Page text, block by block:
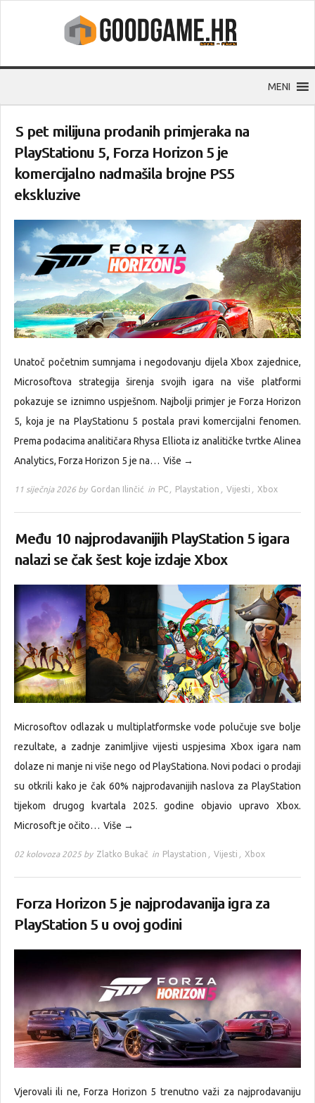
MENI
S pet milijuna prodanih primjeraka na
PlayStationu 5, Forza Horizon 5 je
komercijalno nadmašila brojne PS5
ekskluzive
Unatoč početnim sumnjama i negodovanju dijela Xbox zajednice,
Microsoftova strategija širenja svojih igara na više platformi
pokazuje se iznimno uspješnom. Najbolji primjer je Forza Horizon
5, koja je na PlayStationu 5 postala pravi komercijalni fenomen.
Prema podacima analitičara Rhysa Elliota iz analitičke tvrtke Alinea
Analytics, Forza Horizon 5 je na… Više →
11 siječnja 2026 by Gordan Ilinčić in PC , Playstation , Vijesti , Xbox
Među 10 najprodavanijih PlayStation 5 igara
nalazi se čak šest koje izdaje Xbox
Microsoftov odlazak u multiplatformske vode polučuje sve bolje
rezultate, a zadnje zanimljive vijesti uspjesima Xbox igara nam
dolaze ni manje ni više nego od PlayStationa. Novi podaci o prodaji
su otkrili kako je čak 60% najprodavanijih naslova za PlayStation
tijekom drugog kvartala 2025. godine objavio upravo Xbox.
Microsoft je očito… Više →
02 kolovoza 2025 by Zlatko Bukač in Playstation , Vijesti , Xbox
Forza Horizon 5 je najprodavanija igra za
PlayStation 5 u ovoj godini
Vjerovali ili ne, Forza Horizon 5 trenutno važi za najprodavaniju